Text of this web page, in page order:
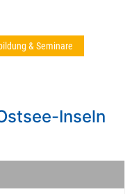
& Seminare
Inseln